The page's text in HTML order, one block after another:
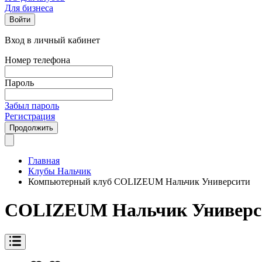
Для бизнеса
Войти
Вход в личный кабинет
Номер телефона
Пароль
Забыл пароль
Регистрация
Продолжить
Главная
Клубы Нальчик
Компьютерный клуб COLIZEUM Нальчик Университи
COLIZEUM Нальчик